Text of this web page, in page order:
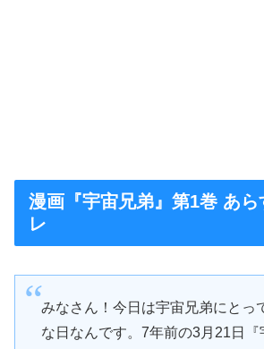
漫画『宇宙兄弟』第1巻 あ
レ
みなさん！今日は宇宙兄弟にとっ
な日なんです。7年前の3月21日『